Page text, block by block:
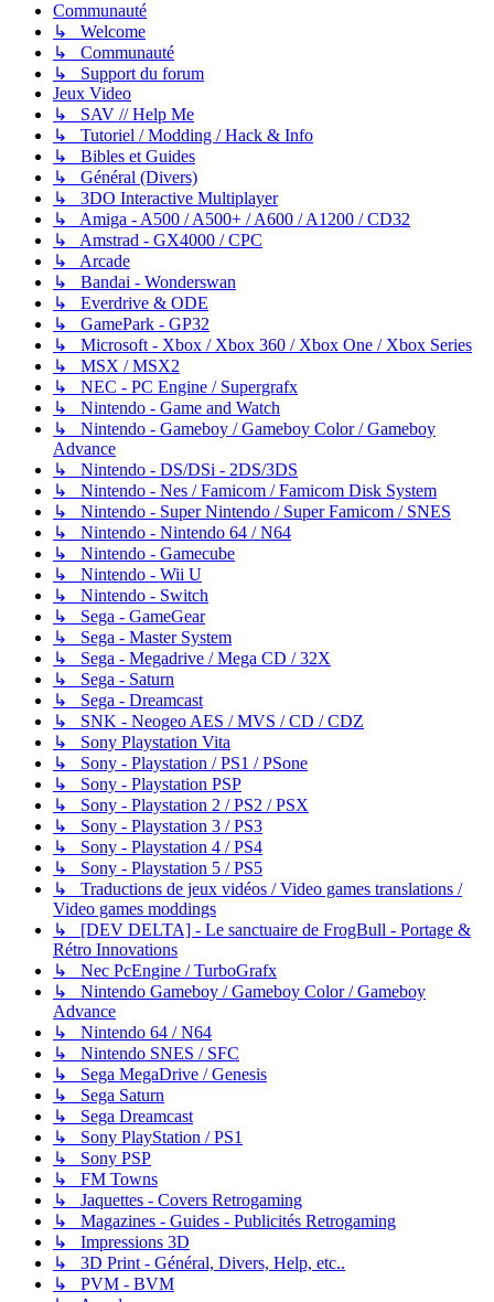
Communauté
↳ Welcome
↳ Communauté
↳ Support du forum
Jeux Video
↳ SAV // Help Me
↳ Tutoriel / Modding / Hack & Info
↳ Bibles et Guides
↳ Général (Divers)
↳ 3DO Interactive Multiplayer
↳ Amiga - A500 / A500+ / A600 / A1200 / CD32
↳ Amstrad - GX4000 / CPC
↳ Arcade
↳ Bandai - Wonderswan
↳ Everdrive & ODE
↳ GamePark - GP32
↳ Microsoft - Xbox / Xbox 360 / Xbox One / Xbox Series
↳ MSX / MSX2
↳ NEC - PC Engine / Supergrafx
↳ Nintendo - Game and Watch
↳ Nintendo - Gameboy / Gameboy Color / Gameboy
Advance
↳ Nintendo - DS/DSi - 2DS/3DS
↳ Nintendo - Nes / Famicom / Famicom Disk System
↳ Nintendo - Super Nintendo / Super Famicom / SNES
↳ Nintendo - Nintendo 64 / N64
↳ Nintendo - Gamecube
↳ Nintendo - Wii U
↳ Nintendo - Switch
↳ Sega - GameGear
↳ Sega - Master System
↳ Sega - Megadrive / Mega CD / 32X
↳ Sega - Saturn
↳ Sega - Dreamcast
↳ SNK - Neogeo AES / MVS / CD / CDZ
↳ Sony Playstation Vita
↳ Sony - Playstation / PS1 / PSone
↳ Sony - Playstation PSP
↳ Sony - Playstation 2 / PS2 / PSX
↳ Sony - Playstation 3 / PS3
↳ Sony - Playstation 4 / PS4
↳ Sony - Playstation 5 / PS5
↳ Traductions de jeux vidéos / Video games translations /
Video games moddings
↳ [DEV DELTA] - Le sanctuaire de FrogBull - Portage &
Rétro Innovations
↳ Nec PcEngine / TurboGrafx
↳ Nintendo Gameboy / Gameboy Color / Gameboy
Advance
↳ Nintendo 64 / N64
↳ Nintendo SNES / SFC
↳ Sega MegaDrive / Genesis
↳ Sega Saturn
↳ Sega Dreamcast
↳ Sony PlayStation / PS1
↳ Sony PSP
↳ FM Towns
↳ Jaquettes - Covers Retrogaming
↳ Magazines - Guides - Publicités Retrogaming
↳ Impressions 3D
↳ 3D Print - Général, Divers, Help, etc..
↳ PVM - BVM